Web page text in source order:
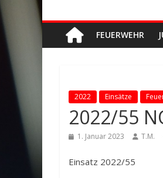
FEUERWEHR
2022 Einsätze
2022/55
1. Januar 2023 T.M.
Einsatz 2022/55